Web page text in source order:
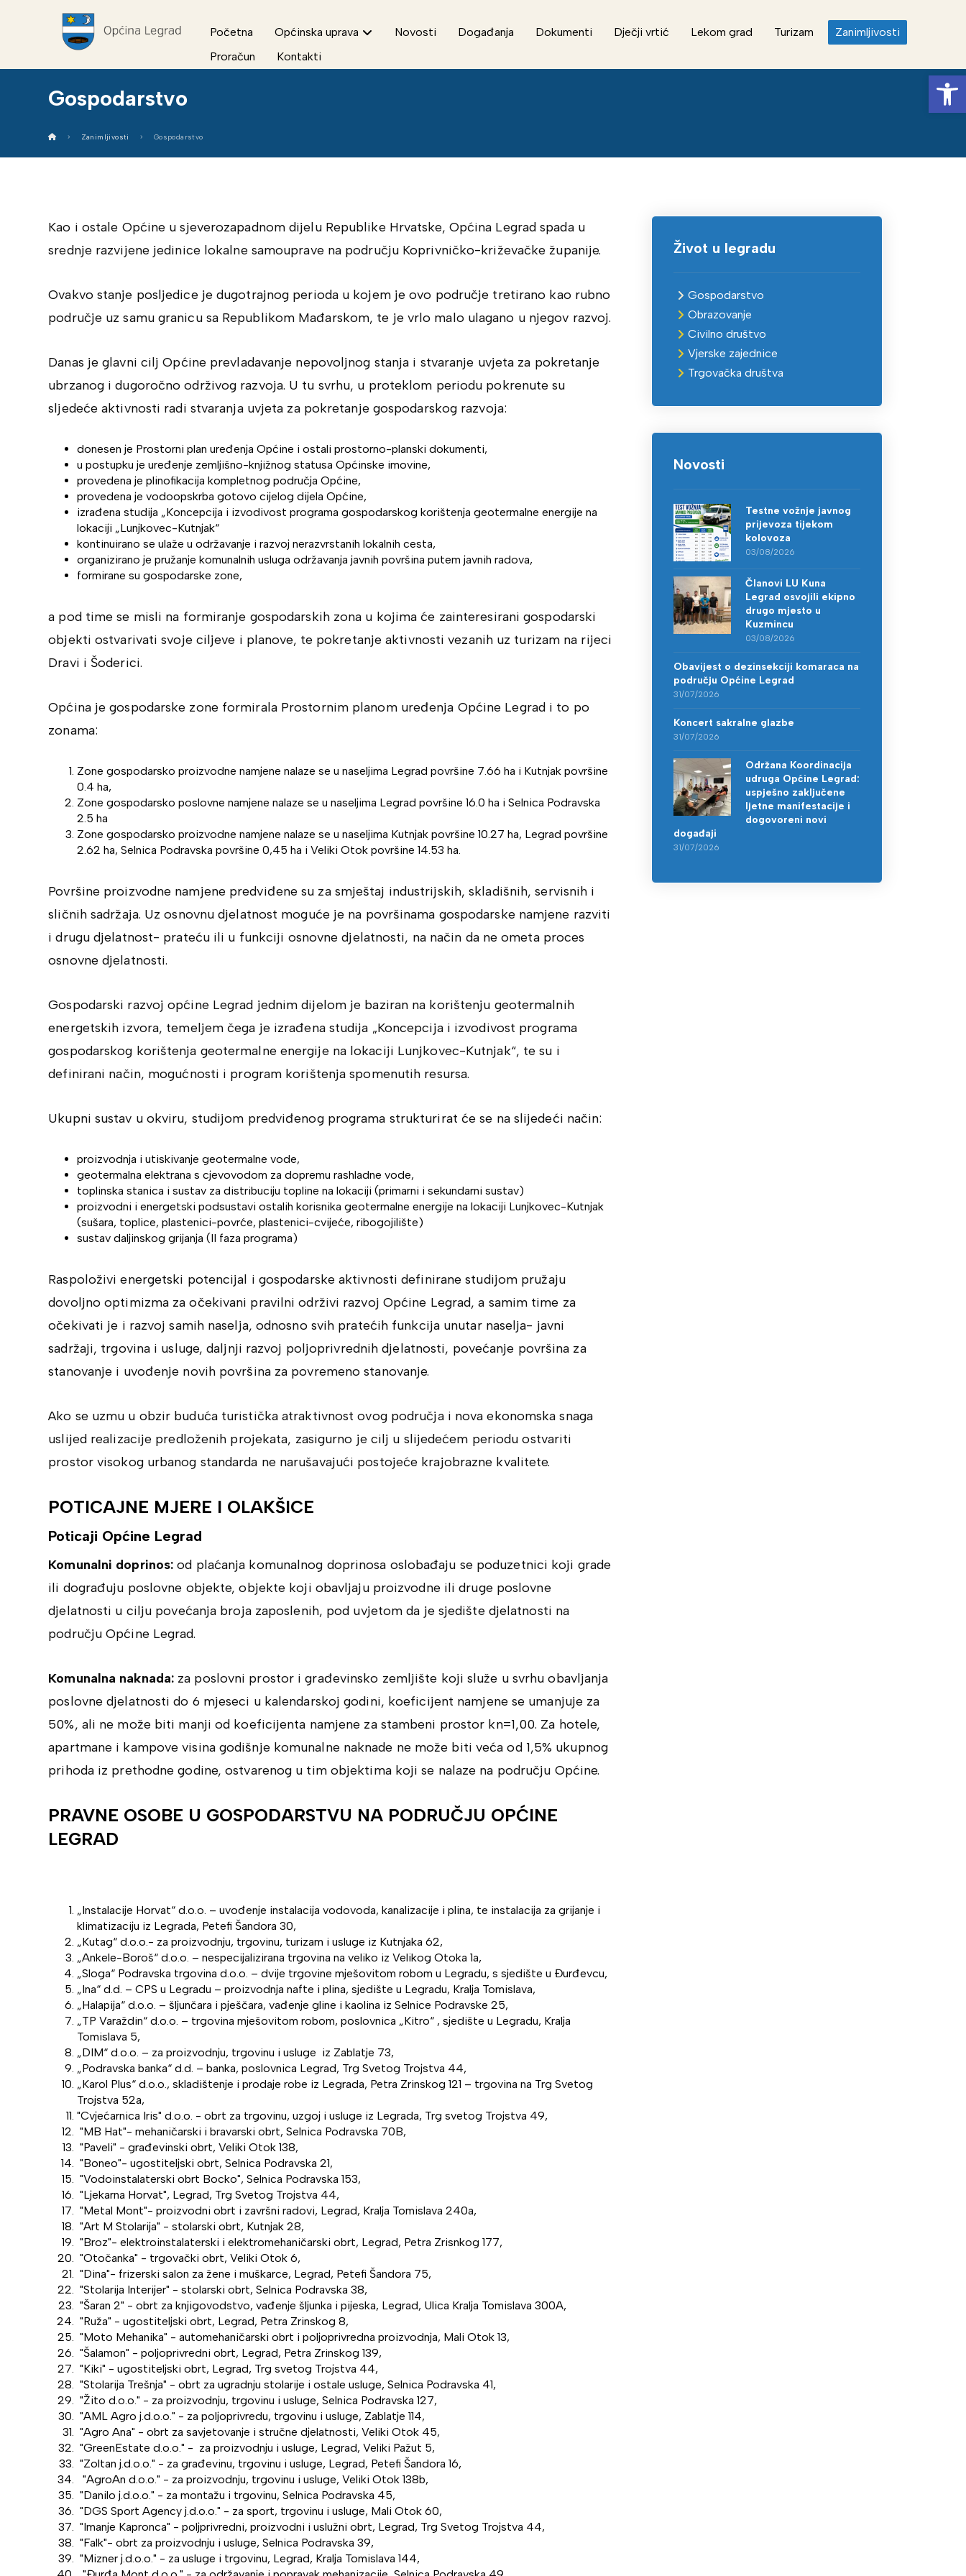
Početna Općinska uprava Novosti Događanja Dokumenti Dječji vrtić Lekom grad Turizam
Zanimljivosti
Proračun
Kontakti
Gospodarstvo
Zanimljivosti Gospodarstvo
Kao i ostale Općine u sjeverozapadnom dijelu Republike Hrvatske, Općina Legrad spada u
srednje razvijene jedinice lokalne samouprave na području Koprivničko-križevačke županije.
Ovakvo stanje posljedice je dugotrajnog perioda u kojem je ovo područje tretirano kao rubno
područje uz samu granicu sa Republikom Mađarskom, te je vrlo malo ulagano u njegov razvoj.
Danas je glavni cilj Općine prevladavanje nepovoljnog stanja i stvaranje uvjeta za pokretanje
ubrzanog i dugoročno održivog razvoja. U tu svrhu, u proteklom periodu pokrenute su
sljedeće aktivnosti radi stvaranja uvjeta za pokretanje gospodarskog razvoja:
donesen je Prostorni plan uređenja Općine i ostali prostorno-planski dokumenti,
u postupku je uređenje zemljišno-knjižnog statusa Općinske imovine,
provedena je plinofikacija kompletnog područja Općine,
provedena je vodoopskrba gotovo cijelog dijela Općine,
izrađena studija „Koncepcija i izvodivost programa gospodarskog korištenja geotermalne energije na
lokaciji „Lunjkovec-Kutnjak“
kontinuirano se ulaže u održavanje i razvoj nerazvrstanih lokalnih cesta,
organizirano je pružanje komunalnih usluga održavanja javnih površina putem javnih radova,
formirane su gospodarske zone,
a pod time se misli na formiranje gospodarskih zona u kojima će zainteresirani gospodarski
objekti ostvarivati svoje ciljeve i planove, te pokretanje aktivnosti vezanih uz turizam na rijeci
Dravi i Šoderici.
Općina je gospodarske zone formirala Prostornim planom uređenja Općine Legrad i to po
zonama:
Zone gospodarsko proizvodne namjene nalaze se u naseljima Legrad površine 7.66 ha i Kutnjak površine
0.4 ha,
Zone gospodarsko poslovne namjene nalaze se u naseljima Legrad površine 16.0 ha i Selnica Podravska
2.5 ha
Zone gospodarsko proizvodne namjene nalaze se u naseljima Kutnjak površine 10.27 ha, Legrad površine
2.62 ha, Selnica Podravska površine 0,45 ha i Veliki Otok površine 14.53 ha.
Površine proizvodne namjene predviđene su za smještaj industrijskih, skladišnih, servisnih i
sličnih sadržaja. Uz osnovnu djelatnost moguće je na površinama gospodarske namjene razviti
i drugu djelatnost- prateću ili u funkciji osnovne djelatnosti, na način da ne ometa proces
osnovne djelatnosti.
Gospodarski razvoj općine Legrad jednim dijelom je baziran na korištenju geotermalnih
energetskih izvora, temeljem čega je izrađena studija „Koncepcija i izvodivost programa
gospodarskog korištenja geotermalne energije na lokaciji Lunjkovec-Kutnjak“, te su i
definirani način, mogućnosti i program korištenja spomenutih resursa.
Ukupni sustav u okviru, studijom predviđenog programa strukturirat će se na slijedeći način:
proizvodnja i utiskivanje geotermalne vode,
geotermalna elektrana s cjevovodom za dopremu rashladne vode,
toplinska stanica i sustav za distribuciju topline na lokaciji (primarni i sekundarni sustav)
proizvodni i energetski podsustavi ostalih korisnika geotermalne energije na lokaciji Lunjkovec-Kutnjak
(sušara, toplice, plastenici-povrće, plastenici-cvijeće, ribogojilište)
sustav daljinskog grijanja (II faza programa)
Raspoloživi energetski potencijal i gospodarske aktivnosti definirane studijom pružaju
dovoljno optimizma za očekivani pravilni održivi razvoj Općine Legrad, a samim time za
očekivati je i razvoj samih naselja, odnosno svih pratećih funkcija unutar naselja- javni
sadržaji, trgovina i usluge, daljnji razvoj poljoprivrednih djelatnosti, povećanje površina za
stanovanje i uvođenje novih površina za povremeno stanovanje.
Ako se uzmu u obzir buduća turistička atraktivnost ovog područja i nova ekonomska snaga
uslijed realizacije predloženih projekata, zasigurno je cilj u slijedećem periodu ostvariti
prostor visokog urbanog standarda ne narušavajući postojeće krajobrazne kvalitete.
POTICAJNE MJERE I OLAKŠICE
Poticaji Općine Legrad
Komunalni doprinos:od plaćanja komunalnog doprinosa oslobađaju se poduzetnici koji grade
ili dograđuju poslovne objekte, objekte koji obavljaju proizvodne ili druge poslovne
djelatnosti u cilju povećanja broja zaposlenih, pod uvjetom da je sjedište djelatnosti na
području Općine Legrad.
Komunalna naknada: za poslovni prostor i građevinsko zemljište koji služe u svrhu obavljanja
poslovne djelatnosti do 6 mjeseci u kalendarskoj godini, koeficijent namjene se umanjuje za
50%, ali ne može biti manji od koeficijenta namjene za stambeni prostor kn=1,00. Za hotele,
apartmane i kampove visina godišnje komunalne naknade ne može biti veća od 1,5% ukupnog
prihoda iz prethodne godine, ostvarenog u tim objektima koji se nalaze na području Općine.
PRAVNE OSOBE U GOSPODARSTVU NA PODRUČJU OPĆINE
LEGRAD
„Instalacije Horvat“ d.o.o. – uvođenje instalacija vodovoda, kanalizacije i plina, te instalacija za grijanje i
klimatizaciju iz Legrada, Petefi Šandora 30,
„Kutag“ d.o.o.- za proizvodnju, trgovinu, turizam i usluge iz Kutnjaka 62,
„Ankele-Boroš“ d.o.o. – nespecijalizirana trgovina na veliko iz Velikog Otoka 1a,
„Sloga“ Podravska trgovina d.o.o. – dvije trgovine mješovitom robom u Legradu, s sjedište u Đurđevcu,
„Ina“ d.d. – CPS u Legradu – proizvodnja nafte i plina, sjedište u Legradu, Kralja Tomislava,
„Halapija“ d.o.o. – šljunčara i pješčara, vađenje gline i kaolina iz Selnice Podravske 25,
„TP Varaždin“ d.o.o. – trgovina mješovitom robom, poslovnica „Kitro“ , sjedište u Legradu, Kralja
Tomislava 5,
„DIM“ d.o.o. – za proizvodnju, trgovinu i usluge iz Zablatje 73,
„Podravska banka“ d.d. – banka, poslovnica Legrad, Trg Svetog Trojstva 44,
„Karol Plus“ d.o.o., skladištenje i prodaje robe iz Legrada, Petra Zrinskog 121 – trgovina na Trg Svetog
Trojstva 52a,
"Cvjećarnica Iris" d.o.o. - obrt za trgovinu, uzgoj i usluge iz Legrada, Trg svetog Trojstva 49,
"MB Hat"- mehaničarski i bravarski obrt, Selnica Podravska 70B,
"Paveli" - građevinski obrt, Veliki Otok 138,
"Boneo"- ugostiteljski obrt, Selnica Podravska 21,
"Vodoinstalaterski obrt Bocko", Selnica Podravska 153,
"Ljekarna Horvat", Legrad, Trg Svetog Trojstva 44,
"Metal Mont"- proizvodni obrt i završni radovi, Legrad, Kralja Tomislava 240a,
"Art M Stolarija" - stolarski obrt, Kutnjak 28,
"Broz"- elektroinstalaterski i elektromehaničarski obrt, Legrad, Petra Zrisnkog 177,
"Otočanka" - trgovački obrt, Veliki Otok 6,
"Dina"- frizerski salon za žene i muškarce, Legrad, Petefi Šandora 75,
"Stolarija Interijer" - stolarski obrt, Selnica Podravska 38,
"Šaran 2" - obrt za knjigovodstvo, vađenje šljunka i pijeska, Legrad, Ulica Kralja Tomislava 300A,
"Ruža" - ugostiteljski obrt, Legrad, Petra Zrinskog 8,
"Moto Mehanika" - automehaničarski obrt i poljoprivredna proizvodnja, Mali Otok 13,
"Šalamon" - poljoprivredni obrt, Legrad, Petra Zrinskog 139,
"Kiki" - ugostiteljski obrt, Legrad, Trg svetog Trojstva 44,
"Stolarija Trešnja" - obrt za ugradnju stolarije i ostale usluge, Selnica Podravska 41,
"Žito d.o.o." - za proizvodnju, trgovinu i usluge, Selnica Podravska 127,
"AML Agro j.d.o.o." - za poljoprivredu, trgovinu i usluge, Zablatje 114,
"Agro Ana" - obrt za savjetovanje i stručne djelatnosti, Veliki Otok 45,
"GreenEstate d.o.o." - za proizvodnju i usluge, Legrad, Veliki Pažut 5,
"Zoltan j.d.o.o." - za građevinu, trgovinu i usluge, Legrad, Petefi Šandora 16,
"AgroAn d.o.o." - za proizvodnju, trgovinu i usluge, Veliki Otok 138b,
"Danilo j.d.o.o." - za montažu i trgovinu, Selnica Podravska 45,
"DGS Sport Agency j.d.o.o." - za sport, trgovinu i usluge, Mali Otok 60,
"Imanje Kapronca" - poljprivredni, proizvodni i uslužni obrt, Legrad, Trg Svetog Trojstva 44,
"Falk"- obrt za proizvodnju i usluge, Selnica Podravska 39,
"Mizner j.d.o.o." - za usluge i trgovinu, Legrad, Kralja Tomislava 144,
Život u legradu
Gospodarstvo
Obrazovanje
Civilno društvo
Vjerske zajednice
Trgovačka društva
Novosti
Testne vožnje javnog
prijevoza tijekom
kolovoza
03/08/2026
Članovi LU Kuna
Legrad osvojili ekipno
drugo mjesto u
Kuzmincu
03/08/2026
Obavijest o dezinsekciji komaraca na
području Općine Legrad
31/07/2026
Koncert sakralne glazbe
31/07/2026
Održana Koordinacija
udruga Općine Legrad:
uspješno zaključene
ljetne manifestacije i
dogovoreni novi
događaji
31/07/2026